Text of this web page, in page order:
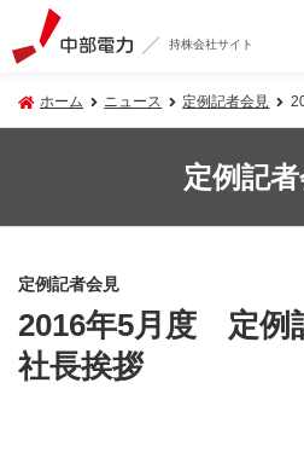
持株会社サイト
ホーム ニュース 定例記者会見
定例記
定例記者会見
2016年5月度 定
社長挨拶